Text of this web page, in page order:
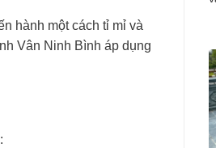
hành một cách tỉ mỉ và
Vân Ninh Bình áp dụng